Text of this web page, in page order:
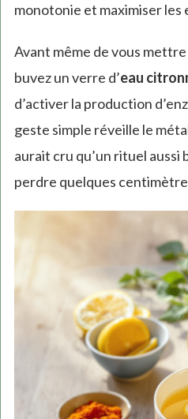
monotonie et maximiser les
Avant même de vous
buvez un verre d’eau
d’activer la production
geste simple réveille le
aurait cru qu’un rituel aussi
perdre quelques